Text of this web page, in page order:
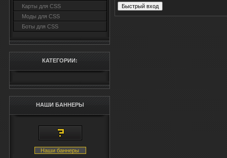
Карты для CSS
Моды для CSS
Боты для CSS
КАТЕГОРИИ:
НАШИ БАННЕРЫ
Наши баннеры